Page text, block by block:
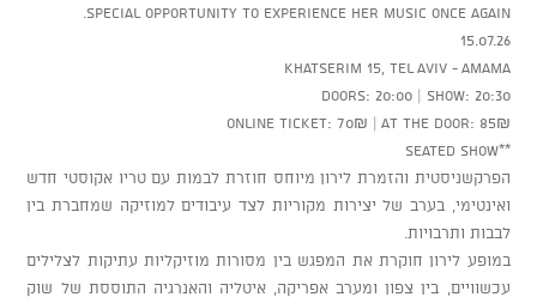
special opportunity to experience her music once again.
15.07.26
Khatserim 15, Tel Aviv - AMAMA
Doors: 20:00 | Show: 20:30
Online ticket: 70₪ | At the door: 85₪
**Seated show
הפרקשניסטית והזמרת לירון מיוחס חוזרת לבמות עם טריו אקוסטי חדש
ואינטימי, בערב של יצירות מקוריות לצד עיבודים למוזיקה שמחברת בין
לבבות ותרבויות.
במופע לירון חוקרת את המפגש בין מסורות מוזיקליות עתיקות לצלילים
עכשוויים, בין צפון ומערב אפריקה, איטליה והאנרגיה התוססת של שוק